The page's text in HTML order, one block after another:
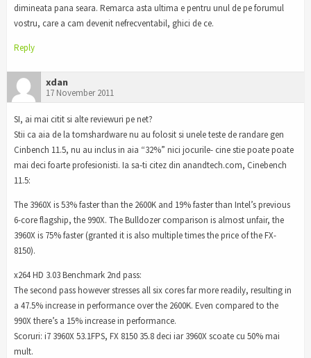
dimineata pana seara. Remarca asta ultima e pentru unul de pe forumul
vostru, care a cam devenit nefrecventabil, ghici de ce.
Reply
xdan
17 November 2011
SI, ai mai citit si alte reviewuri pe net?
Stii ca aia de la tomshardware nu au folosit si unele teste de randare gen
Cinbench 11.5, nu au inclus in aia “32%” nici jocurile- cine stie poate poate
mai deci foarte profesionisti. Ia sa-ti citez din anandtech.com, Cinebench
11.5:
The 3960X is 53% faster than the 2600K and 19% faster than Intel’s previous
6-core flagship, the 990X. The Bulldozer comparison is almost unfair, the
3960X is 75% faster (granted it is also multiple times the price of the FX-
8150).
x264 HD 3.03 Benchmark 2nd pass:
The second pass however stresses all six cores far more readily, resulting in
a 47.5% increase in performance over the 2600K. Even compared to the
990X there’s a 15% increase in performance.
Scoruri: i7 3960X 53.1FPS, FX 8150 35.8 deci iar 3960X scoate cu 50% mai
mult.